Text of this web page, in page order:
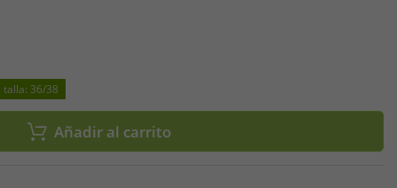
talla: 36/38
Añadir al carrito